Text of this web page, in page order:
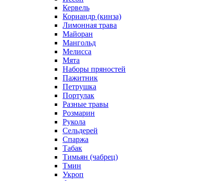
Кервель
Кориандр (кинза)
Лимонная трава
Майоран
Мангольд
Мелисса
Мята
Наборы пряностей
Пажитник
Петрушка
Портулак
Разные травы
Розмарин
Рукола
Сельдерей
Спаржа
Табак
Тимьян (чабрец)
Тмин
Укроп